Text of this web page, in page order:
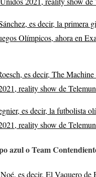
es decir, la primera
Olímpicos, ahora en
es decir, The
reality show de
es decir, la futbolista
reality show de
azul o Team
es decir, El Vaquero de